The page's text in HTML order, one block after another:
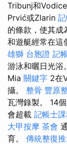
Tribunj和Vodice
Prvić或Zlarin
的條款，使其成
和遊艇經常在這
雄獅 台胞證 記
游泳和曬日光浴
Mia 關鍵字 2在
攝。 整骨 豐原
瓦灣錄製。 14
會超載 記帳士
大甲按摩 茶會
育。 傳統整復